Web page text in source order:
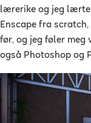
lærerike og jeg lærte
Enscape fra
før, og jeg føler meg
også Photoshop og